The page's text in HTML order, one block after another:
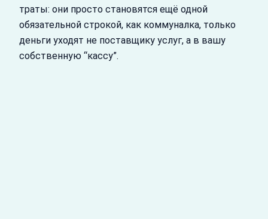
траты: они просто становятся ещё одной
обязательной строкой, как коммуналка, только
деньги уходят не поставщику услуг, а в вашу
собственную “кассу”.